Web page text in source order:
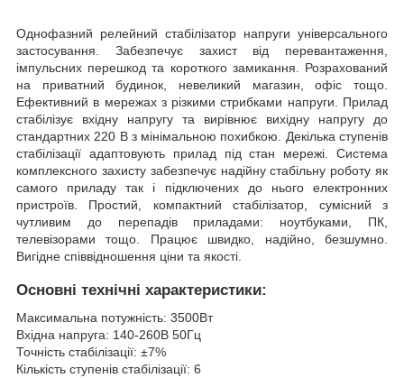
Однофазний релейний стабілізатор напруги універсального
застосування. Забезпечує захист від перевантаження,
імпульсних перешкод та короткого замикання. Розрахований
на приватний будинок, невеликий магазин, офіс тощо.
Ефективний в мережах з різкими стрибками напруги. Прилад
стабілізує вхідну напругу та вирівнює вихідну напругу до
стандартних 220 В з мінімальною похибкою. Декілька ступенів
стабілізації адаптовують прилад під стан мережі. Система
комплексного захисту забезпечує надійну стабільну роботу як
самого приладу так і підключених до нього електронних
пристроїв. Простий, компактний стабілізатор, сумісний з
чутливим до перепадів приладами: ноутбуками, ПК,
телевізорами тощо. Працює швидко, надійно, безшумно.
Вигідне співвідношення ціни та якості.
Основні технічні характеристики:
Максимальна потужність: 3500Вт
Вхідна напруга: 140-260В 50Гц
Точність стабілізації: ±7%
Кількість ступенів стабілізації: 6